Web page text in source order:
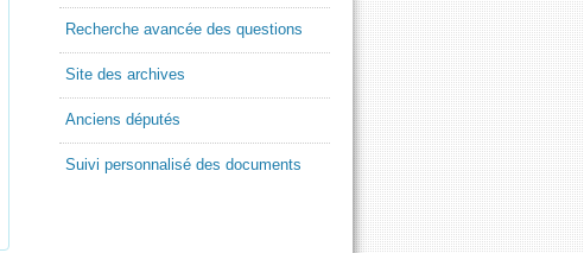
Recherche avancée des questions
Site des archives
Anciens députés
Suivi personnalisé des documents